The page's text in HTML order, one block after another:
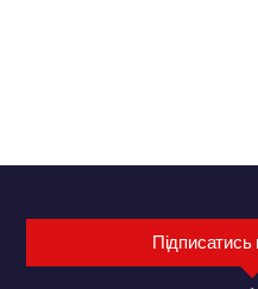
Підписатись